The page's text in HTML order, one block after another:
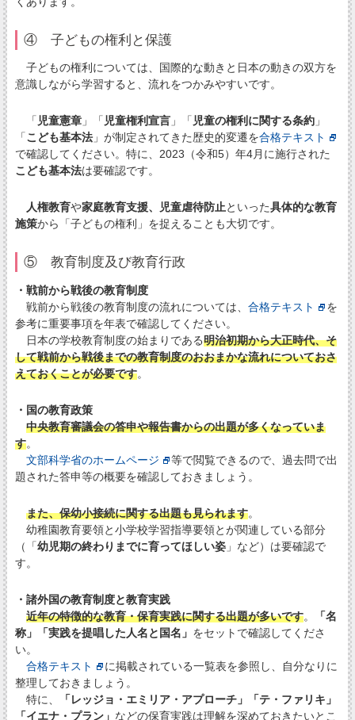
④ 子どもの権利と保護
子どもの権利については、国際的な動きと日本の動きの双方を
意識しながら学習すると、流れをつかみやすいです。
「 児童憲章」「 児童権利宣言」「 児童の権利に関する条約」
「こども基本法」が制定されてきた歴史的変遷を合格テキスト
で確認してください。特に、2023（令和5）年4月に施行された
こども基本法は要確認です。
人権教育や家庭教育支援、児童虐待防止といった具体的な教育
施策から「子どもの権利」を捉えることも大切です。
⑤ 教育制度及び教育行政
・戦前から戦後の教育制度
戦前から戦後の教育制度の流れについては、 合格テキスト
を
参考に重要事項を年表で確認してください。
日本の学校教育制度の始まりである明治初期から大正時代、そ
して戦前から戦後までの教育制度のおおまかな流れについておさ
えておくことが必要です。
・国の教育政策
中央教育審議会の答申や報告書からの出題が多くなっていま
す。
文部科学省のホームページ
等で閲覧できるので、過去問で出
題された答申等の概要を確認しておきましょう。
また、保幼小接続に関する出題も見られます。
幼稚園教育要領と小学校学習指導要領とが関連している部分
（「幼児期の終わりまでに育ってほしい姿」など）は要確認で
す。
・諸外国の教育制度と教育実践
近年の特徴的な教育・保育実践に関する出題が多いです。
「名
称」「実践を提唱した人名と国名」 をセットで確認してくださ
い。
合格テキスト
に掲載されている一覧表を参照し、自分なりに
整理しておきましょう。
特に、
「レッジョ・エミリア・アプローチ」「テ・ファリキ」
「イエナ・プラン」 などの保育実践は理解を深めておきたいとこ